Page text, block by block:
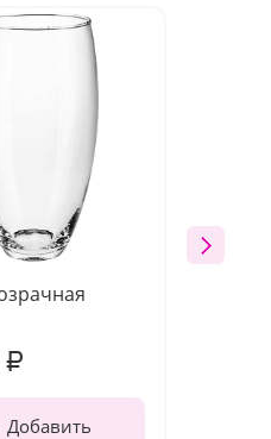
₽
Добавить